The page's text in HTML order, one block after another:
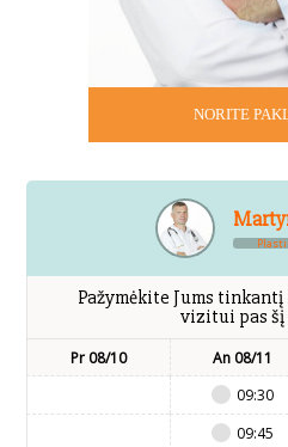
NORITE
Pažymėkite Jums
vizitui pas šį
Pr 08/10
An 08/11
09:30
09:45